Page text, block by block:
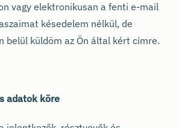
vagy elektronikusan a fenti e-mail
késedelem nélkül, de
belül küldöm az Ön által kért címre.
adatok köre